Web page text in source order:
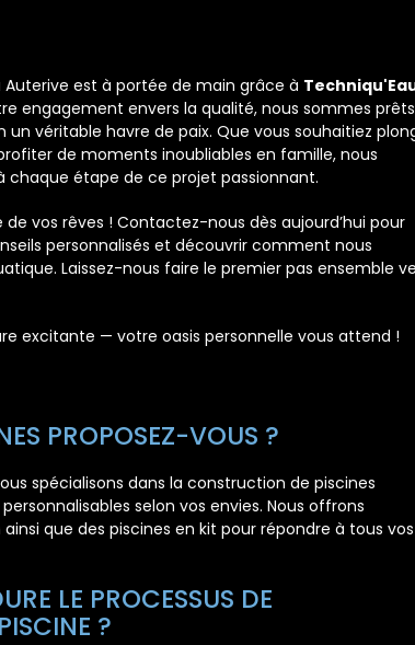
est à portée de main grâce à
engagement envers la qualité, nous sommes
véritable havre de paix. Que vous souhaitiez
de moments inoubliables en famille, nous
étape de ce projet passionnant.
de vos rêves ! Contactez-nous dès aujourd’hui pour
personnalisés et découvrir comment nous
Laissez-nous faire le premier pas ensemble
excitante — votre oasis personnelle vous attend !
PROPOSEZ-VOUS ?
spécialisons dans la construction de piscines
selon vos envies. Nous offrons
que des piscines en kit pour répondre à tous vos
LE PROCESSUS DE
?